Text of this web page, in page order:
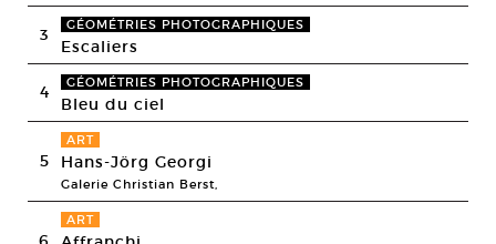
3 GÉOMÉTRIES PHOTOGRAPHIQUES
Escaliers
4 GÉOMÉTRIES PHOTOGRAPHIQUES
Bleu du ciel
5
ART
Hans-Jörg Georgi
Galerie Christian Berst,
ART